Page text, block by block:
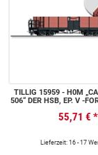
TILLIG 15959 - H0M
506“ DER HSB, EP. V -
55,71 € *
Lieferzeit: 16 - 17